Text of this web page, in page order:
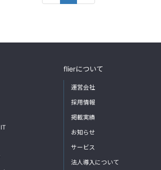
flierについて
運営会社
採用情報
掲載実績
お知らせ
サービス
法人導入について